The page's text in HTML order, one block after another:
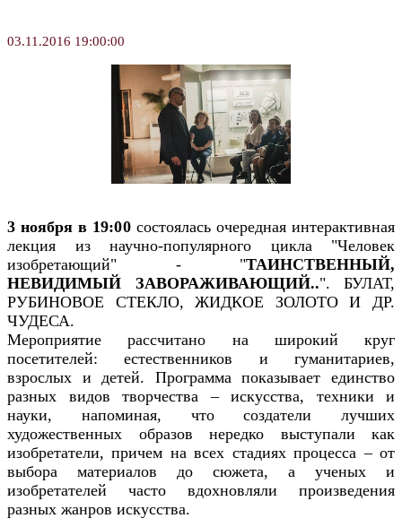
03.11.2016 19:00:00
3 ноября в 19:00состоялась очередная интерактивная
лекция из научно-популярного цикла "Человек
изобретающий" - "ТАИНСТВЕННЫЙ,
НЕВИДИМЫЙ ЗАВОРАЖИВАЮЩИЙ..". БУЛАТ,
РУБИНОВОЕ СТЕКЛО, ЖИДКОЕ ЗОЛОТО И ДР.
ЧУДЕСА.
Мероприятие рассчитано на широкий круг
посетителей: естественников и гуманитариев,
взрослых и детей. Программа показывает единство
разных видов творчества – искусства, техники и
науки, напоминая, что создатели лучших
художественных образов нередко выступали как
изобретатели, причем на всех стадиях процесса – от
выбора материалов до сюжета, а ученых и
изобретателей часто вдохновляли произведения
разных жанров искусства.